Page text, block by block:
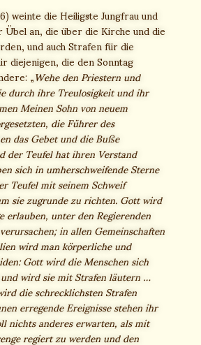
weinte die Heiligste Jungfrau und
an, die über die Kirche und die
und auch Strafen für die
diejenigen, die den Sonntag
„Wehe den Priestern und
durch ihre Treulosigkeit und ihr
Meinen Sohn von neuem
die Führer des
das Gebet und die Buße
der Teufel hat ihren Verstand
sich in umherschweifende Sterne
Teufel mit seinem Schweif
sie zugrunde zu richten. Gott wird
erlauben, unter den Regierenden
in allen Gemeinschaften
wird man körperliche und
Gott wird die Menschen sich
wird sie mit Strafen läutern …
die schrecklichsten Strafen
erregende Ereignisse stehen ihr
nichts anderes erwarten, als mit
regiert zu werden und den